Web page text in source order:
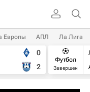
Европы АПЛ Ла Лига
0
2
Футбол
Завершен